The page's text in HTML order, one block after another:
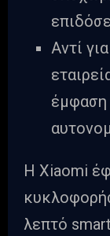
Αντί
έμφαση
Η Xiaomi
λεπτό